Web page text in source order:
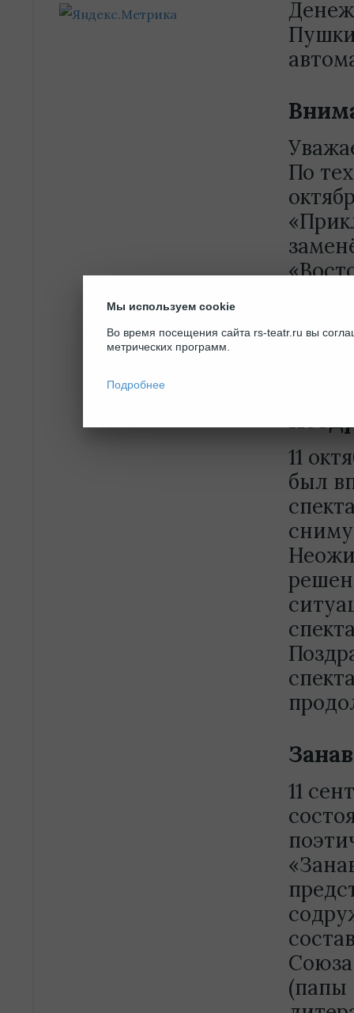
По
11
был
11
(папы
Мы используем cookie
Во время посещения сайта rs-teatr.ru вы
метрических программ.
Подробнее